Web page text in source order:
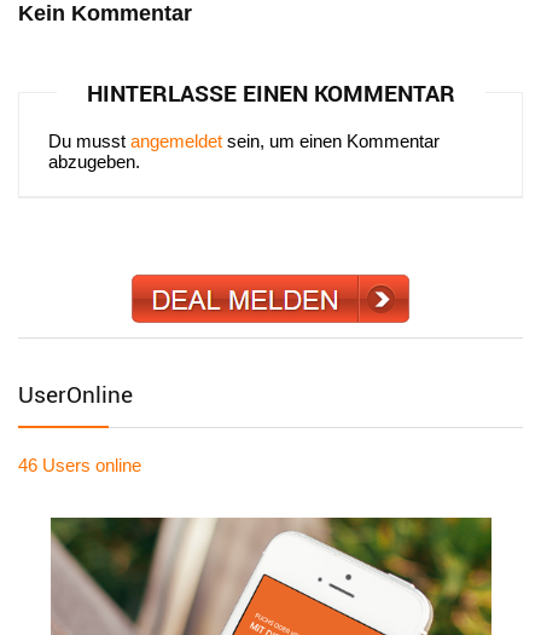
Kein Kommentar
HINTERLASSE EINEN KOMMENTAR
Du musst angemeldet sein, um einen Kommentar
abzugeben.
UserOnline
46 Users online